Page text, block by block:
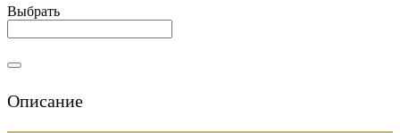
Выбрать
Описание